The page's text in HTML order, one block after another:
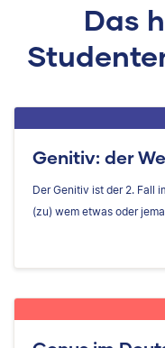
Das
Genitiv: der
Der Genitiv ist der 2. Fall
(zu) wem etwas oder